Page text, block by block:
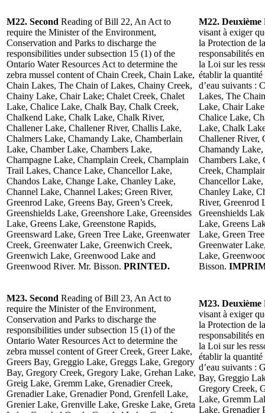
M22. Second Reading of Bill 22, An Act to
require the Minister of the Environment,
Conservation and Parks to discharge the
responsibilities under subsection 15 (1) of the
Ontario Water Resources Act to determine the
zebra mussel content of Chain Creek, Chain Lake,
Chain Lakes, The Chain of Lakes, Chainy Creek,
Chainy Lake, Chair Lake; Chalet Creek, Chalet
Lake, Chalice Lake, Chalk Bay, Chalk Creek,
Chalkend Lake, Chalk Lake, Chalk River,
Challener Lake, Challener River, Challis Lake,
Chalmers Lake, Chamandy Lake, Chamberlain
Lake, Chamber Lake, Chambers Lake,
Champagne Lake, Champlain Creek, Champlain
Trail Lakes, Chance Lake, Chancellor Lake,
Chandos Lake, Change Lake, Chanley Lake,
Channel Lake, Channel Lakes; Green River,
Greenrod Lake, Greens Bay, Green’s Creek,
Greenshields Lake, Greenshore Lake, Greensides
Lake, Greens Lake, Greenstone Rapids,
Greensward Lake, Green Tree Lake, Greenwater
Creek, Greenwater Lake, Greenwich Creek,
Greenwich Lake, Greenwood Lake and
Greenwood River. Mr. Bisson. PRINTED.
M22. Deuxième
visant à exiger
la Protection de
responsabilités
la Loi sur les
établir la quantité
d’eau suivants :
Lakes, The
Lake, Chair
Chalice Lake,
Lake, Chalk
Challener River,
Chamandy
Chambers Lake,
Creek,
Chancellor
Chanley Lake,
River, Greenrod
Greenshields
Lake, Greens
Lake, Green
Greenwater
Lake,
Bisson.
M23. Second Reading of Bill 23, An Act to
require the Minister of the Environment,
Conservation and Parks to discharge the
responsibilities under subsection 15 (1) of the
Ontario Water Resources Act to determine the
zebra mussel content of Greer Creek, Greer Lake,
Greers Bay, Greggio Lake, Greggs Lake, Gregory
Bay, Gregory Creek, Gregory Lake, Grehan Lake,
Greig Lake, Gremm Lake, Grenadier Creek,
Grenadier Lake, Grenadier Pond, Grenfell Lake,
Grenier Lake, Grenville Lake, Greske Lake, Greta
M23. Deuxième
visant à exiger
la Protection de
responsabilités
la Loi sur les
établir la quantité
d’eau suivants :
Bay, Greggio
Gregory Creek,
Lake, Gremm
Lake, Grenadier